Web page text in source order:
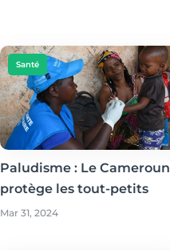
Santé
Paludisme : Le Cameroun
protège les tout-petits
Mar 31, 2024